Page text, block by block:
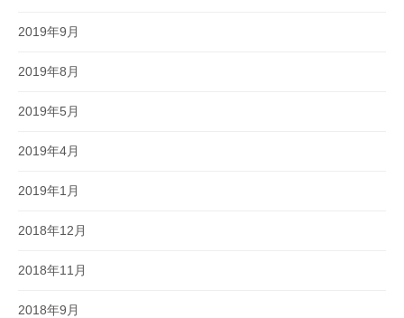
2019年9月
2019年8月
2019年5月
2019年4月
2019年1月
2018年12月
2018年11月
2018年9月